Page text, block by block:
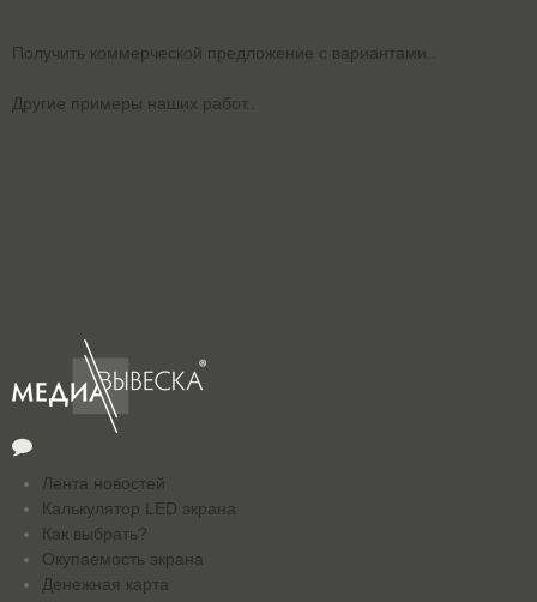
Получить коммерческой предложение с вариантами..
Другие примеры наших работ..
Лента новостей
Калькулятор LED экрана
Как выбрать?
Окупаемость экрана
Денежная карта